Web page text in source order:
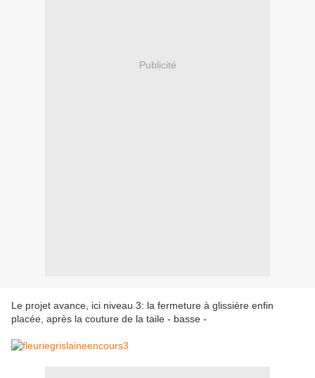
Publicité
Le projet avance, ici niveau 3: la fermeture à glissière enfin
placée, après la couture de la taile - basse -